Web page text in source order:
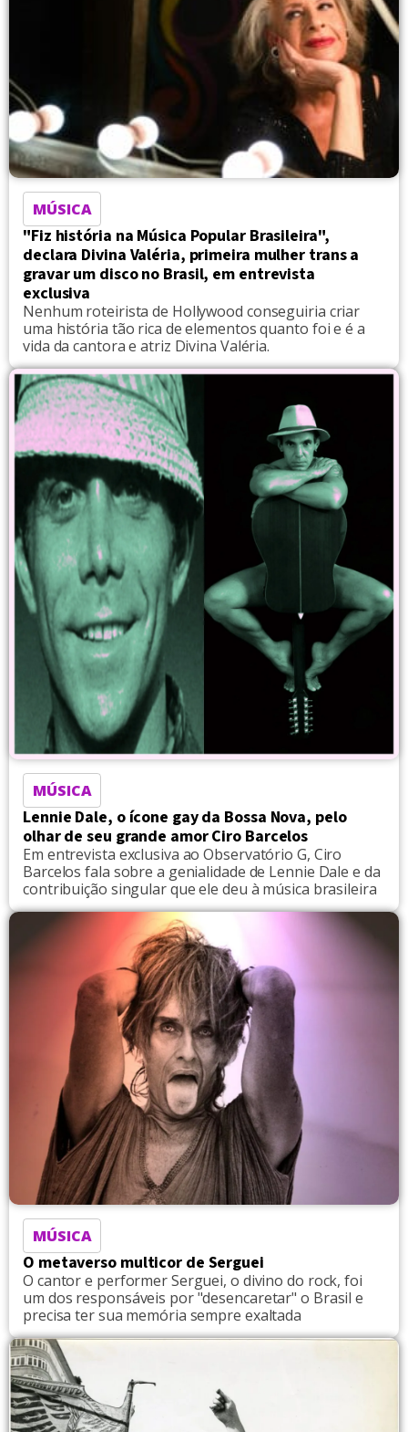
MÚSICA
"Fiz história na Música Popular Brasileira",
declara Divina Valéria, primeira mulher trans a
gravar um disco no Brasil, em entrevista
exclusiva
Nenhum roteirista de Hollywood conseguiria criar
uma história tão rica de elementos quanto foi e é a
vida da cantora e atriz Divina Valéria.
MÚSICA
Lennie Dale, o ícone gay da Bossa Nova, pelo
olhar de seu grande amor Ciro Barcelos
Em entrevista exclusiva ao Observatório G, Ciro
Barcelos fala sobre a genialidade de Lennie Dale e da
contribuição singular que ele deu à música brasileira
MÚSICA
O metaverso multicor de Serguei
O cantor e performer Serguei, o divino do rock, foi
um dos responsáveis por "desencaretar" o Brasil e
precisa ter sua memória sempre exaltada